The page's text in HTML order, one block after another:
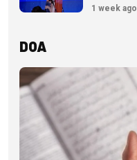
1 week ago
DOA